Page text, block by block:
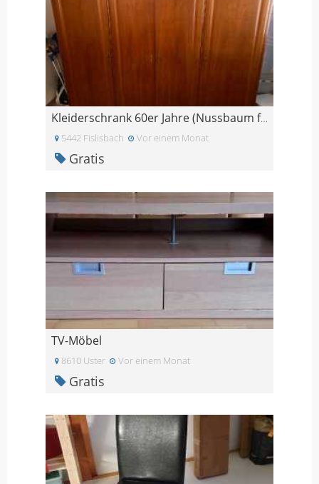
Kleiderschrank 60er Jahre (Nussbaum furniert)
5442 Fislisbach Vor einem Monat
Gratis
TV-Möbel
8610 Uster Vor einem Monat
Gratis